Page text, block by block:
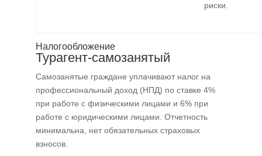
риски.
Налогообложение
Турагент-самозанятый
Самозанятые граждане уплачивают налог на
профессиональный доход (НПД) по ставке 4%
при работе с физическими лицами и 6% при
работе с юридическими лицами. Отчетность
минимальна, нет обязательных страховых
взносов.